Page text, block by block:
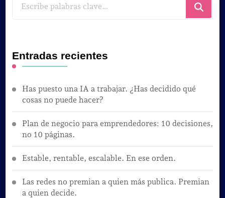
Entradas recientes
Has puesto una IA a trabajar. ¿Has decidido qué
cosas no puede hacer?
Plan de negocio para emprendedores: 10 decisiones,
no 10 páginas.
Estable, rentable, escalable. En ese orden.
Las redes no premian a quien más publica. Premian
a quien decide.